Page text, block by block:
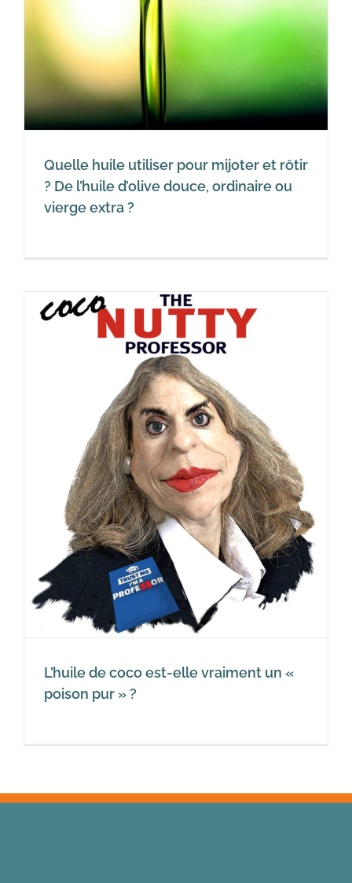
Quelle huile utiliser pour mijoter et rôtir
? De l’huile d’olive douce, ordinaire ou
vierge extra ?
L’huile de coco est-elle vraiment un «
poison pur » ?